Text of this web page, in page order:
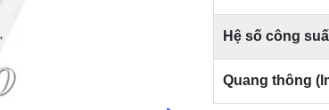
Hệ số công
Quang thông